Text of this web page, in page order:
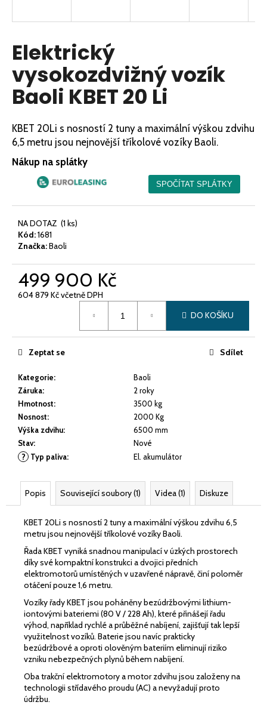
Elektrický
vysokozdvižný vozík
Baoli KBET 20 Li
KBET 20Li s nosností 2 tuny a maximální výškou zdvihu
6,5 metru jsou nejnovější tříkolové vozíky Baoli.
Nákup na splátky
NA DOTAZ (1 ks)
Kód:1681
Značka:Baoli
499 900 Kč
604 879 Kč včetně DPH
DO KOŠÍKU
Kategorie:
Baoli
Záruka:
2 roky
Hmotnost:
3500 kg
Nosnost:
2000 Kg
Výška zdvihu:
6500 mm
Stav: Nové
? Typ paliva: El. akumulátor
Zeptat se Sdílet
Popis Související soubory (1) Videa (1) Diskuze
KBET 20Li s nosností 2 tuny a maximální výškou zdvihu 6,5
metru jsou nejnovější tříkolové vozíky Baoli.
Řada KBET vyniká snadnou manipulací v úzkých prostorech
díky své kompaktní konstrukci a dvojici předních
elektromotorů umístěných v uzavřené nápravě, činí poloměr
otáčení pouze 1,6 metru.
Vozíky řady KBET jsou poháněny bezúdržbovými lithium-
iontovými bateriemi (80 V / 228 Ah), které přinášejí řadu
výhod, například rychlé a průběžné nabíjení, zajišťují tak lepší
využitelnost vozíků. Baterie jsou navíc prakticky
bezúdržbové a oproti olověným bateriím eliminují riziko
vzniku nebezpečných plynů během nabíjení.
Oba trakční elektromotory a motor zdvihu jsou založeny na
technologii střídavého proudu (AC) a nevyžadují proto
údržbu.
í
t
?
HLEDAT
o
o
č
u
e
VYSOKOZDVIŽNÝ
VOZÍK
JUNGHEINRICH
TFG
316
269
000